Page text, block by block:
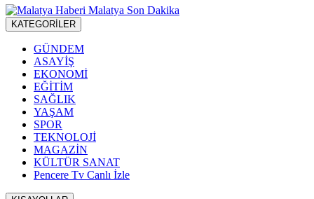
KATEGORİLER
GÜNDEM
ASAYİŞ
EKONOMİ
EĞİTİM
SAĞLIK
YAŞAM
SPOR
TEKNOLOJİ
MAGAZİN
KÜLTÜR SANAT
Pencere Tv Canlı İzle